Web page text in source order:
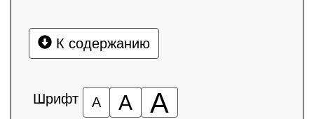
К содержанию
Шрифт А А А